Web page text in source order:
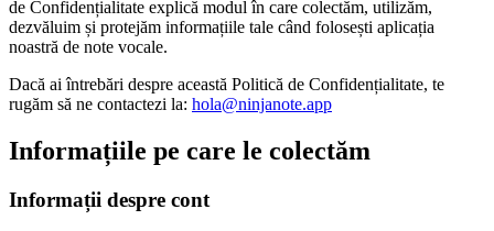
de Confidențialitate explică modul în care colectăm, utilizăm,
dezvăluim și protejăm informațiile tale când folosești aplicația
noastră de note vocale.
Dacă ai întrebări despre această Politică de Confidențialitate, te
rugăm să ne contactezi la: hola@ninjanote.app
Informațiile pe care le colectăm
Informații despre cont